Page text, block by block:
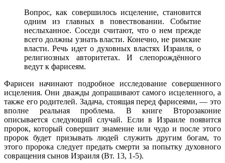
Вопрос, как совершилось исцеление, становится
одним из главных в повествовании. Событие
неслыханное. Соседи считают, что о нем прежде
всего должны узнать власти. Конечно, не римские
власти. Речь идет о духовных властях Израиля, о
религиозных авторитетах. И слепорождённого
ведут к фарисеям.
Фарисеи начинают подробное исследование совершенного
исцеления. Они дважды допрашивают самого исцеленного, а
также его родителей. Задача, стоящая перед фарисеями, — это
вполне реальная проблема. В книге Второзаконие
описывается следующий случай. Если в Израиле появится
пророк, который совершит знамение или чудо и после этого
пророк будет призывать людей служить другим богам, то
этого пророка следует предать смерти за попытку духовного
совращения сынов Израиля (Вт. 13, 1-5).